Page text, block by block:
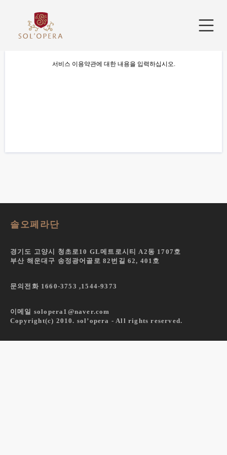
서비스 이용약관에 대한 내용을 입력하십시오.
솔오페라단
경기도 고양시 청초로10 GL메트로시티 A2동 1707호
부산 해운대구 송정광어골로 82번길 62, 401호
문의전화 1660-3753 ,1544-9373
이메일 solopera1@naver.com
Copyright(c) 2010. sol’opera - All rights reserved.